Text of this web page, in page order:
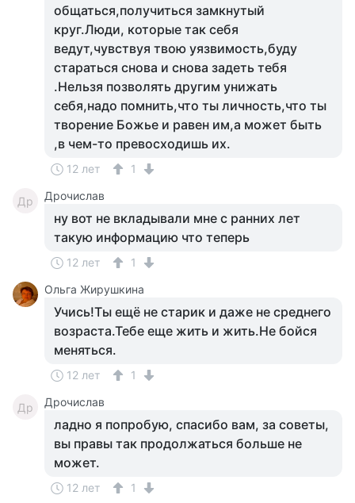
общаться,получиться замкнутый
круг.Люди, которые так себя
ведут,чувствуя твою уязвимость,буду
стараться снова и снова задеть тебя
.Нельзя позволять другим унижать
себя,надо помнить,что ты личность,что ты
творение Божье и равен им,а может быть
,в чем-то превосходишь их.
12 лет 1
Др Дрочислав
ну вот не вкладывали мне с ранних лет
такую информацию что теперь
12 лет
1
Ольга Жирушкина
Учись!Ты ещё не старик и даже не среднего
возраста.Тебе еще жить и жить.Не бойся
меняться.
12 лет 1
Др Дрочислав
ладно я попробую, спасибо вам, за советы,
вы правы так продолжаться больше не
может.
12 лет 1